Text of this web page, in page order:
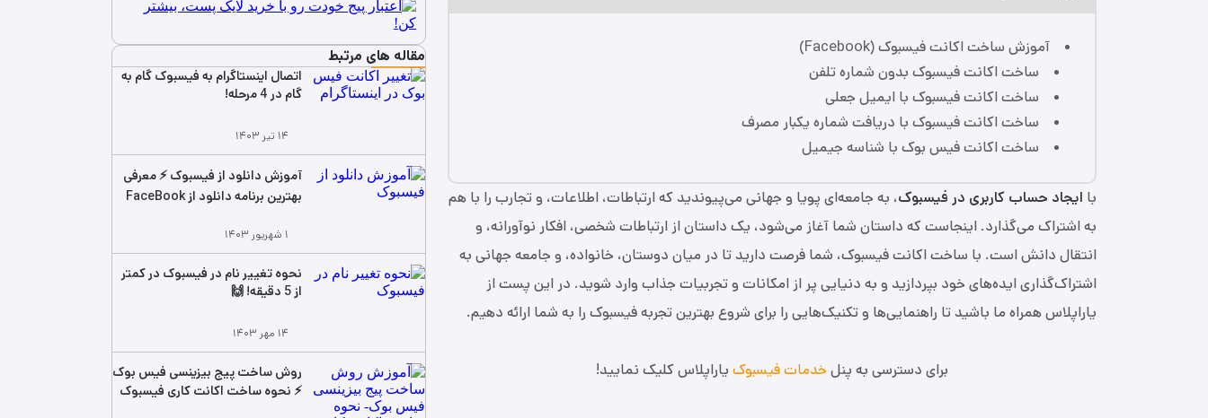
آموزش ساخت اکانت فیسبوک (Facebook)
ساخت اکانت فیسبوک بدون شماره تلفن
ساخت اکانت فیسبوک با ایمیل جعلی
ساخت اکانت فیسبوک با دریافت شماره یکبار مصرف
ساخت اکانت فیس بوک با شناسه جیمیل
با ایجاد حساب کاربری در فیسبوک، به جامعه‌ای پویا و جهانی می‌پیوندید که ارتباطات، اطلاعات، و تجارب را با هم
به اشتراک می‌گذارد. اینجاست که داستان شما آغاز می‌شود، یک داستان از ارتباطات شخصی، افکار نوآورانه، و
انتقال دانش است. با ساخت اکانت فیسبوک، شما فرصت دارید تا در میان دوستان، خانواده، و جامعه جهانی به
اشتراک‌گذاری ایده‌های خود بپردازید و به دنیایی پر از امکانات و تجربیات جذاب وارد شوید. در این پست از
یاراپلاس همراه ما باشید تا راهنمایی‌ها و تکنیک‌هایی را برای شروع بهترین تجربه فیسبوک را به شما ارائه دهیم.
برای دسترسی به پنل خدمات فیسبوک یاراپلاس کلیک نمایید!
مقاله های مرتبط
اتصال اینستاگرام به فیسبوک گام به
گام در 4 مرحله!
۱۴ تیر ۱۴۰۳
آموزش دانلود از فیسبوک ⚡ معرفی
بهترین برنامه دانلود از FaceBook
۱ شهریور ۱۴۰۳
نحوه‌ تغییر نام در فیسبوک در کمتر
از 5 دقیقه! 🙌
۱۴ مهر ۱۴۰۳
روش ساخت پیج بیزینسی فیس بوک
⚡ نحوه ساخت اکانت کاری فیسبوک